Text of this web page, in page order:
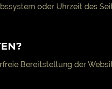
oder Uhrzeit des
Bereitstellung der